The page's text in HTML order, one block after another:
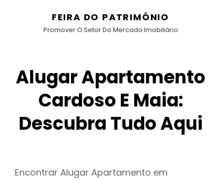
FEIRA DO PATRIMÓNIO
Promover O Setor Do Mercado Imobiliário
Alugar Apartamento
Cardoso E Maia:
Descubra Tudo Aqui
Encontrar Alugar Apartamento em